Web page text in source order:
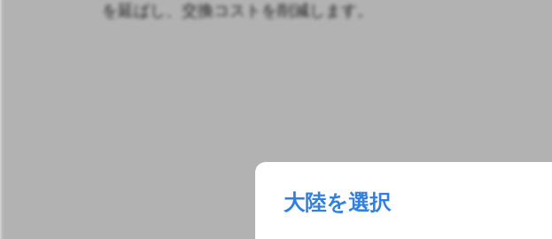
大陸を選択
を延ばし、交換コストを削減します。